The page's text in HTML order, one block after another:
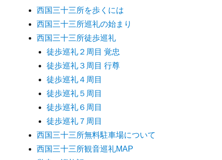
西国三十三所を歩くには
西国三十三所巡礼の始まり
西国三十三所徒歩巡礼
徒歩巡礼２周目 覚忠
徒歩巡礼３周目 行尊
徒歩巡礼４周目
徒歩巡礼５周目
徒歩巡礼６周目
徒歩巡礼７周目
西国三十三所無料駐車場について
西国三十三所観音巡礼MAP